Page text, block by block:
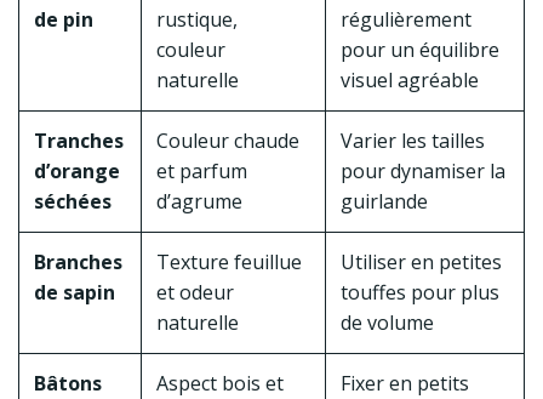
de pin
rustique,
couleur
naturelle
régulièrement
pour un équilibre
visuel agréable
Tranches
d’orange
séchées
Couleur chaude
et parfum
d’agrume
Varier les tailles
pour dynamiser la
guirlande
Branches
de sapin
Texture feuillue
et odeur
naturelle
Utiliser en petites
touffes pour plus
de volume
Bâtons
Aspect bois et
Fixer en petits